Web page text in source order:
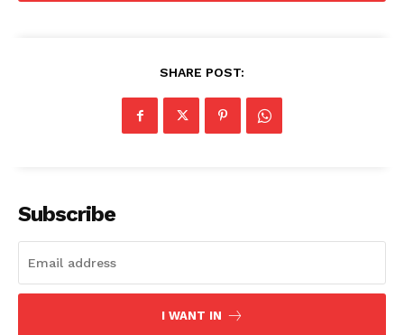
SHARE POST:
Subscribe
I WANT IN